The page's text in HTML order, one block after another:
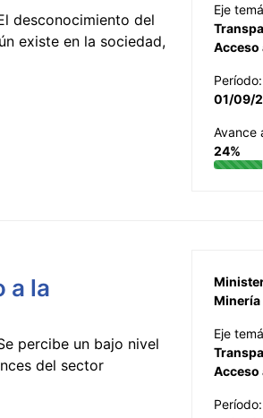
desconocimiento del
existe en la sociedad,
Eje
Acceso
Período:
01/09/
Avance
24%
a la
percibe un bajo nivel
del sector
Minería
Eje
Acceso
Período: